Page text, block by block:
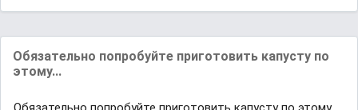
Обязательно попробуйте приготовить капусту по
этому...